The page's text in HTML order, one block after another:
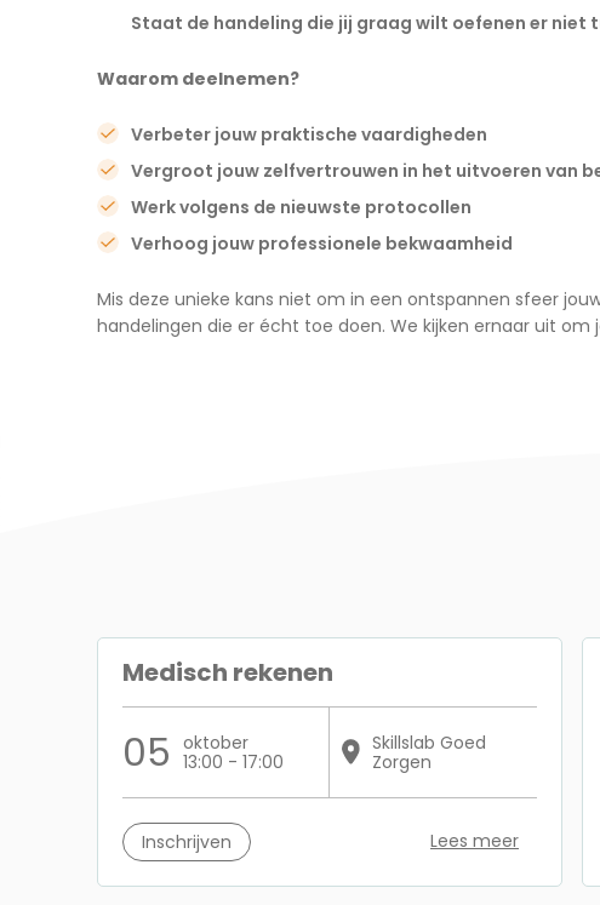
Staat de handeling die jij graag wilt oefenen er niet
Waarom deelnemen?
Verbeter jouw praktische vaardigheden
Vergroot jouw zelfvertrouwen in het uitvoeren van
Werk volgens de nieuwste protocollen
Verhoog jouw professionele bekwaamheid
Mis deze unieke kans niet om in een ontspannen sfeer
handelingen die er écht toe doen. We kijken ernaar uit
Medisch rekenen
05
oktober
13:00 - 17:00
Skillslab Goed
Zorgen
Inschrijven Lees meer